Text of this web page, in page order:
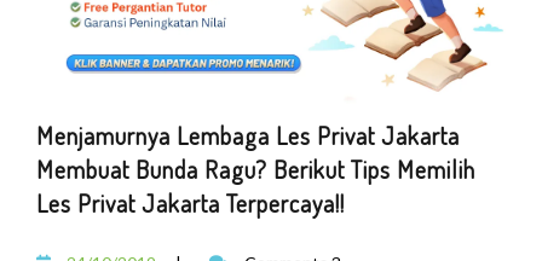
SNBT
Lainnya
Menjamurnya Lembaga Les Privat Jakarta
Membuat Bunda Ragu? Berikut Tips Memilih
Les Privat Jakarta Terpercaya!!